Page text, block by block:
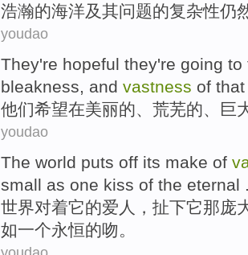
浩瀚的海洋及其问题的复杂性仍
youdao
They're hopeful they're going to
bleakness, and vastness of
他们希望在美丽的、 荒芜的、 巨
youdao
The world puts off its make of
small as one kiss of the eternal
世界对着它的爱人 ，扯下它那庞
如一个永恒的吻 。